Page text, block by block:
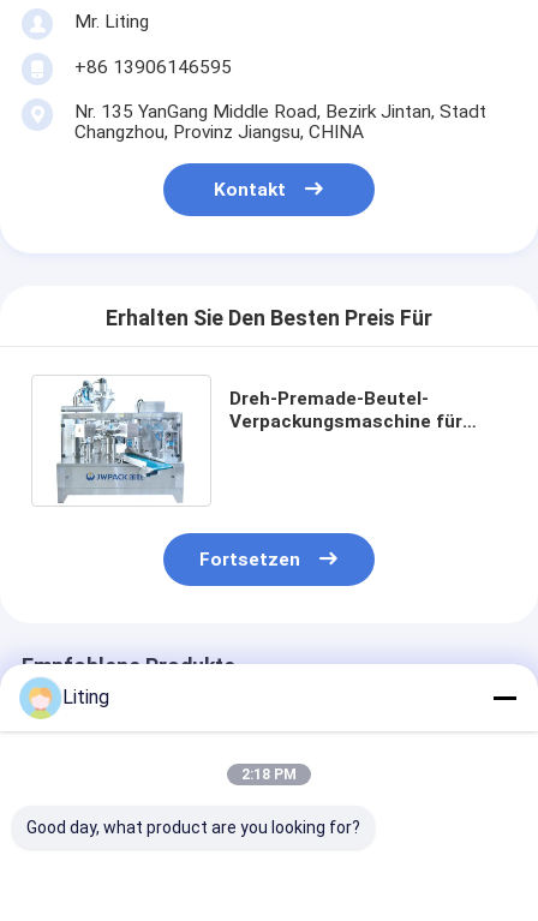
Mr. Liting
+86 13906146595
Nr. 135 YanGang Middle Road, Bezirk Jintan, Stadt
Changzhou, Provinz Jiangsu, CHINA
Kontakt
Erhalten Sie Den Besten Preis Für
Dreh-Premade-Beutel-
Verpackungsmaschine für
Fortsetzen
Empfohlene Produkte
Liting
2:18 PM
Good day, what product are you looking for?